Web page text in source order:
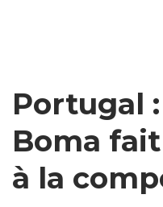
Portugal
Boma
à la